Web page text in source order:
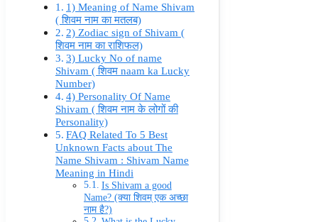
1) Meaning of Name Shivam
( शिवम नाम का मतलब)
2) Zodiac sign of Shivam (
शिवम नाम का राशिफल)
3) Lucky No of name
Shivam ( शिवम naam ka Lucky
Number)
4) Personality Of Name
Shivam ( शिवम नाम के लोगों की
Personality)
FAQ Related To 5 Best
Unknown Facts about The
Name Shivam : Shivam Name
Meaning in Hindi
Is Shivam a good
Name? (क्या शिवम् एक अच्छा
नाम है?)